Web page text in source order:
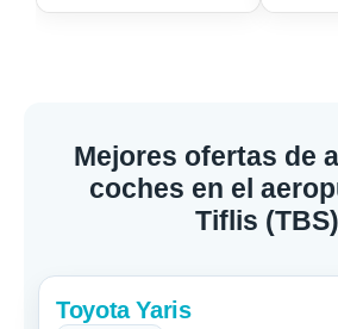
Mejores ofertas de
coches en el
Tiflis (TBS)
Toyota Yaris